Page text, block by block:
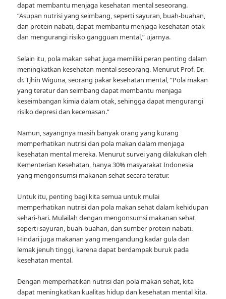
dapat membantu menjaga kesehatan mental seseorang.
“Asupan nutrisi yang seimbang, seperti sayuran, buah-buahan,
dan protein nabati, dapat membantu menjaga kesehatan otak
dan mengurangi risiko gangguan mental,” ujarnya.
Selain itu, pola makan sehat juga memiliki peran penting dalam
meningkatkan kesehatan mental seseorang. Menurut Prof. Dr.
dr. Tjhin Wiguna, seorang pakar kesehatan mental, “Pola makan
yang teratur dan seimbang dapat membantu menjaga
keseimbangan kimia dalam otak, sehingga dapat mengurangi
risiko depresi dan kecemasan.”
Namun, sayangnya masih banyak orang yang kurang
memperhatikan nutrisi dan pola makan dalam menjaga
kesehatan mental mereka. Menurut survei yang dilakukan oleh
Kementerian Kesehatan, hanya 30% masyarakat Indonesia
yang mengonsumsi makanan sehat secara teratur.
Untuk itu, penting bagi kita semua untuk mulai
memperhatikan nutrisi dan pola makan sehat dalam kehidupan
sehari-hari. Mulailah dengan mengonsumsi makanan sehat
seperti sayuran, buah-buahan, dan sumber protein nabati.
Hindari juga makanan yang mengandung kadar gula dan
lemak jenuh tinggi, karena dapat berdampak buruk pada
kesehatan mental.
Dengan memperhatikan nutrisi dan pola makan sehat, kita
dapat meningkatkan kualitas hidup dan kesehatan mental kita.